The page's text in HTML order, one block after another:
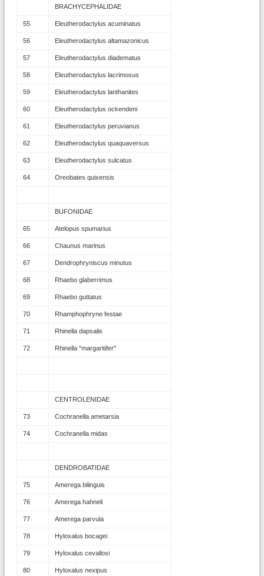
BRACHYCEPHALIDAE
55 Eleutherodactylus acuminatus
56 Eleutherodactylus altamazonicus
57 Eleutherodactylus diadematus
58 Eleutherodactylus lacrimosus
59 Eleutherodactylus lanthanites
60 Eleutherodactylus ockendeni
61 Eleutherodactylus peruvianus
62 Eleutherodactylus quaquaversus
63 Eleutherodactylus sulcatus
64 Oreobates quixensis
BUFONIDAE
65 Atelopus spumarius
66 Chaunus marinus
67 Dendrophryniscus minutus
68 Rhaebo glaberrimus
69 Rhaebo guttatus
70 Rhamphophryne festae
71 Rhinella dapsalis
72 Rhinella "margaritifer"
CENTROLENIDAE
73 Cochranella ametarsia
74 Cochranella midas
DENDROBATIDAE
75 Amerega bilinguis
76 Amerega hahneli
77 Amerega parvula
78 Hyloxalus bocagei
79 Hyloxalus cevallosi
80 Hyloxalus nexipus